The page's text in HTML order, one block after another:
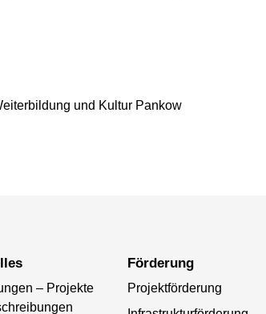
und Kultur Pankow
– Projekte
Förderung
Projektförderung